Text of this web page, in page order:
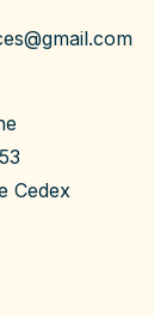
Cedex